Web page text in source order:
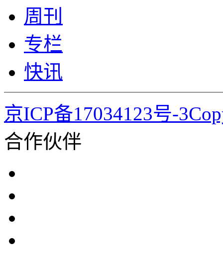
周刊
专栏
快讯
京ICP备17034123号-
合作伙伴